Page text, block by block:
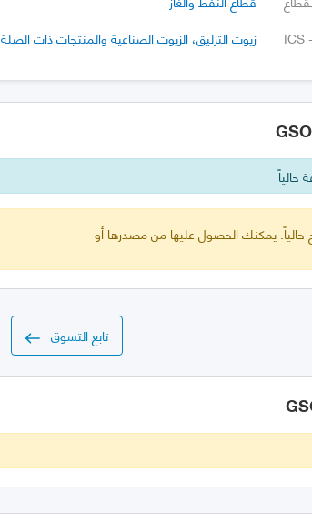
ICS
زيوت التزليق، الزيوت الصناعية والمنتجات ذات الصلة
حالياً
حالياً. يمكنك الحصول عليها من مصدرها أو
تابع التسوق